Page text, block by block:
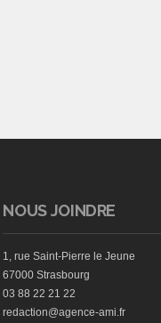
NOUS JOINDRE
1, rue Saint-Pierre le Jeune
67000 Strasbourg
03 88 22 21 22
redaction@agence-ami.fr